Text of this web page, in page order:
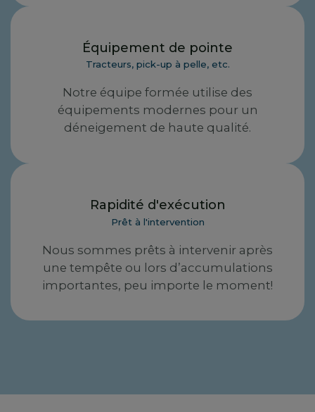
Équipement de pointe
Tracteurs, pick-up à pelle, etc.
Notre équipe formée utilise des
équipements modernes pour un
déneigement de haute qualité.
Rapidité d'exécution
Prêt à l'intervention
Nous sommes prêts à intervenir après
une tempête ou lors d’accumulations
importantes, peu importe le moment!